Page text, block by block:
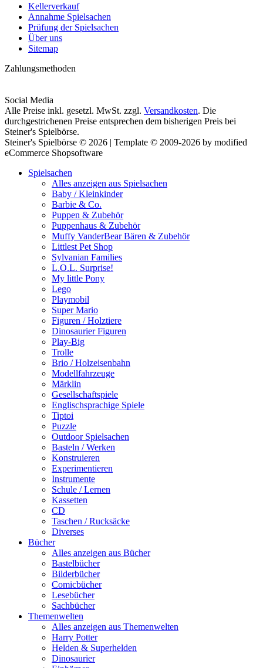
Kellerverkauf
Annahme Spielsachen
Prüfung der Spielsachen
Über uns
Sitemap
Zahlungsmethoden
Social Media
Alle Preise inkl. gesetzl. MwSt. zzgl. Versandkosten. Die
durchgestrichenen Preise entsprechen dem bisherigen Preis bei
Steiner's Spielbörse.
Steiner's Spielbörse © 2026 | Template © 2009-2026 by modified
eCommerce Shopsoftware
Spielsachen
Alles anzeigen aus Spielsachen
Baby / Kleinkinder
Barbie & Co.
Puppen & Zubehör
Puppenhaus & Zubehör
Muffy VanderBear Bären & Zubehör
Littlest Pet Shop
Sylvanian Families
L.O.L. Surprise!
My little Pony
Lego
Playmobil
Super Mario
Figuren / Holztiere
Dinosaurier Figuren
Play-Big
Trolle
Brio / Holzeisenbahn
Modellfahrzeuge
Märklin
Gesellschaftspiele
Englischsprachige Spiele
Tiptoi
Puzzle
Outdoor Spielsachen
Basteln / Werken
Konstruieren
Experimentieren
Instrumente
Schule / Lernen
Kassetten
CD
Taschen / Rucksäcke
Diverses
Bücher
Alles anzeigen aus Bücher
Bastelbücher
Bilderbücher
Comicbücher
Lesebücher
Sachbücher
Themenwelten
Alles anzeigen aus Themenwelten
Harry Potter
Helden & Superhelden
Dinosaurier